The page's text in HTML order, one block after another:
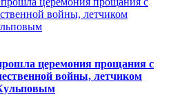
церемония прощания с
войны, летчиком